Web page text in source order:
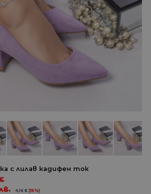
с лилав кадифен ток
4,16€ (15%)